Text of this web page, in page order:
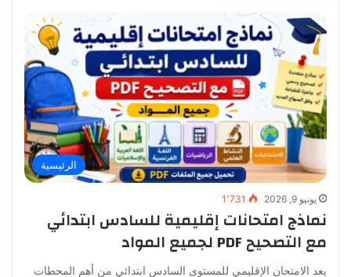
الرئيسية
يونيو 9, 2026 1٬731
نماذج امتحانات إقليمية للسادس ابتدائي
مع التصحيح PDF لجميع المواد
يعد الامتحان الإقليمي للمستوى السادس ابتدائي من أهم المحطات